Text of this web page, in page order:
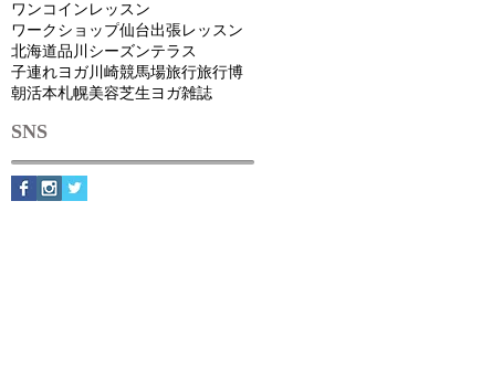
ワンコインレッスン
ワークショップ仙台出張レッスン
北海道品川シーズンテラス
子連れヨガ川崎競馬場旅行旅行博
朝活本札幌美容芝生ヨガ雑誌
SNS